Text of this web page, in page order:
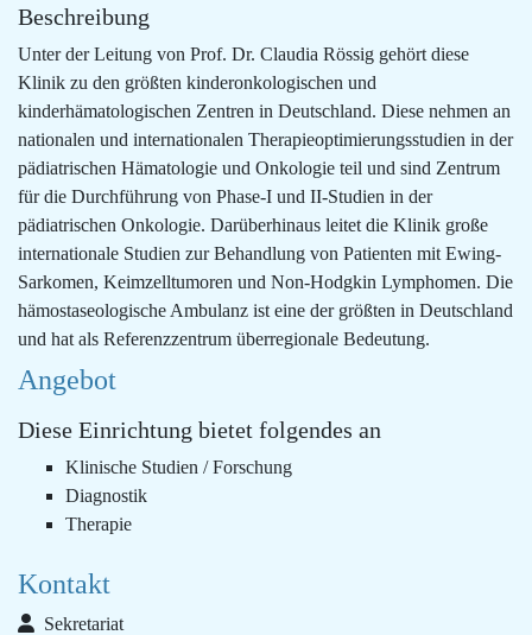
Beschreibung
Unter der Leitung von Prof. Dr. Claudia Rössig gehört diese
Klinik zu den größten kinderonkologischen und
kinderhämatologischen Zentren in Deutschland. Diese nehmen an
nationalen und internationalen Therapieoptimierungsstudien in der
pädiatrischen Hämatologie und Onkologie teil und sind Zentrum
für die Durchführung von Phase-I und II-Studien in der
pädiatrischen Onkologie. Darüberhinaus leitet die Klinik große
internationale Studien zur Behandlung von Patienten mit Ewing-
Sarkomen, Keimzelltumoren und Non-Hodgkin Lymphomen. Die
hämostaseologische Ambulanz ist eine der größten in Deutschland
und hat als Referenzzentrum überregionale Bedeutung.
Angebot
Diese Einrichtung bietet folgendes an
Klinische Studien / Forschung
Diagnostik
Therapie
Kontakt
Sekretariat